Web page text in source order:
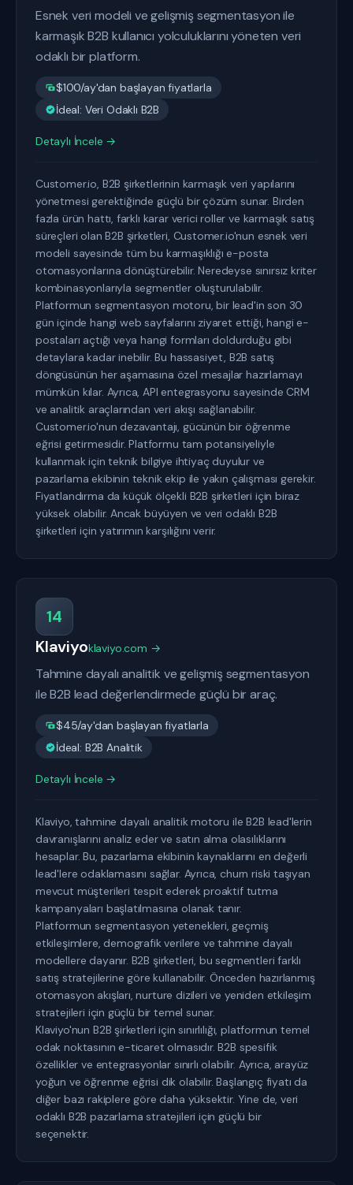
Esnek veri modeli ve gelişmiş segmentasyon ile
karmaşık B2B kullanıcı yolculuklarını yöneten veri
odaklı bir platform.
$100/ay'dan başlayan fiyatlarla
İdeal: Veri Odaklı B2B
Detaylı İncele →
Customer.io, B2B şirketlerinin karmaşık veri yapılarını
yönetmesi gerektiğinde güçlü bir çözüm sunar. Birden
fazla ürün hattı, farklı karar verici roller ve karmaşık satış
süreçleri olan B2B şirketleri, Customer.io'nun esnek veri
modeli sayesinde tüm bu karmaşıklığı e-posta
otomasyonlarına dönüştürebilir. Neredeyse sınırsız kriter
kombinasyonlarıyla segmentler oluşturulabilir.
Platformun segmentasyon motoru, bir lead'in son 30
gün içinde hangi web sayfalarını ziyaret ettiği, hangi e-
postaları açtığı veya hangi formları doldurduğu gibi
detaylara kadar inebilir. Bu hassasiyet, B2B satış
döngüsünün her aşamasına özel mesajlar hazırlamayı
mümkün kılar. Ayrıca, API entegrasyonu sayesinde CRM
ve analitik araçlarından veri akışı sağlanabilir.
Customer.io'nun dezavantajı, gücünün bir öğrenme
eğrisi getirmesidir. Platformu tam potansiyeliyle
kullanmak için teknik bilgiye ihtiyaç duyulur ve
pazarlama ekibinin teknik ekip ile yakın çalışması gerekir.
Fiyatlandırma da küçük ölçekli B2B şirketleri için biraz
yüksek olabilir. Ancak büyüyen ve veri odaklı B2B
şirketleri için yatırımın karşılığını verir.
14
Klaviyoklaviyo.com →
Tahmine dayalı analitik ve gelişmiş segmentasyon
ile B2B lead değerlendirmede güçlü bir araç.
$45/ay'dan başlayan fiyatlarla
İdeal: B2B Analitik
Detaylı İncele →
Klaviyo, tahmine dayalı analitik motoru ile B2B lead'lerin
davranışlarını analiz eder ve satın alma olasılıklarını
hesaplar. Bu, pazarlama ekibinin kaynaklarını en değerli
lead'lere odaklamasını sağlar. Ayrıca, churn riski taşıyan
mevcut müşterileri tespit ederek proaktif tutma
kampanyaları başlatılmasına olanak tanır.
Platformun segmentasyon yetenekleri, geçmiş
etkileşimlere, demografik verilere ve tahmine dayalı
modellere dayanır. B2B şirketleri, bu segmentleri farklı
satış stratejilerine göre kullanabilir. Önceden hazırlanmış
otomasyon akışları, nurture dizileri ve yeniden etkileşim
stratejileri için güçlü bir temel sunar.
Klaviyo'nun B2B şirketleri için sınırlılığı, platformun temel
odak noktasının e-ticaret olmasıdır. B2B spesifik
özellikler ve entegrasyonlar sınırlı olabilir. Ayrıca, arayüz
yoğun ve öğrenme eğrisi dik olabilir. Başlangıç fiyatı da
diğer bazı rakiplere göre daha yüksektir. Yine de, veri
odaklı B2B pazarlama stratejileri için güçlü bir
seçenektir.